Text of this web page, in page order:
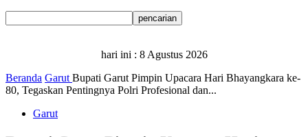
hari ini : 8 Agustus 2026
Beranda Garut Bupati Garut Pimpin Upacara Hari Bhayangkara ke-
80, Tegaskan Pentingnya Polri Profesional dan...
Garut